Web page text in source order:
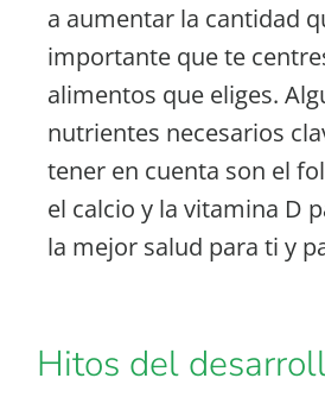
a aumentar la cantidad
importante que te
alimentos que eliges.
nutrientes necesarios
tener en cuenta son el
el calcio y la vitamina D
la mejor salud para ti y
Hitos del